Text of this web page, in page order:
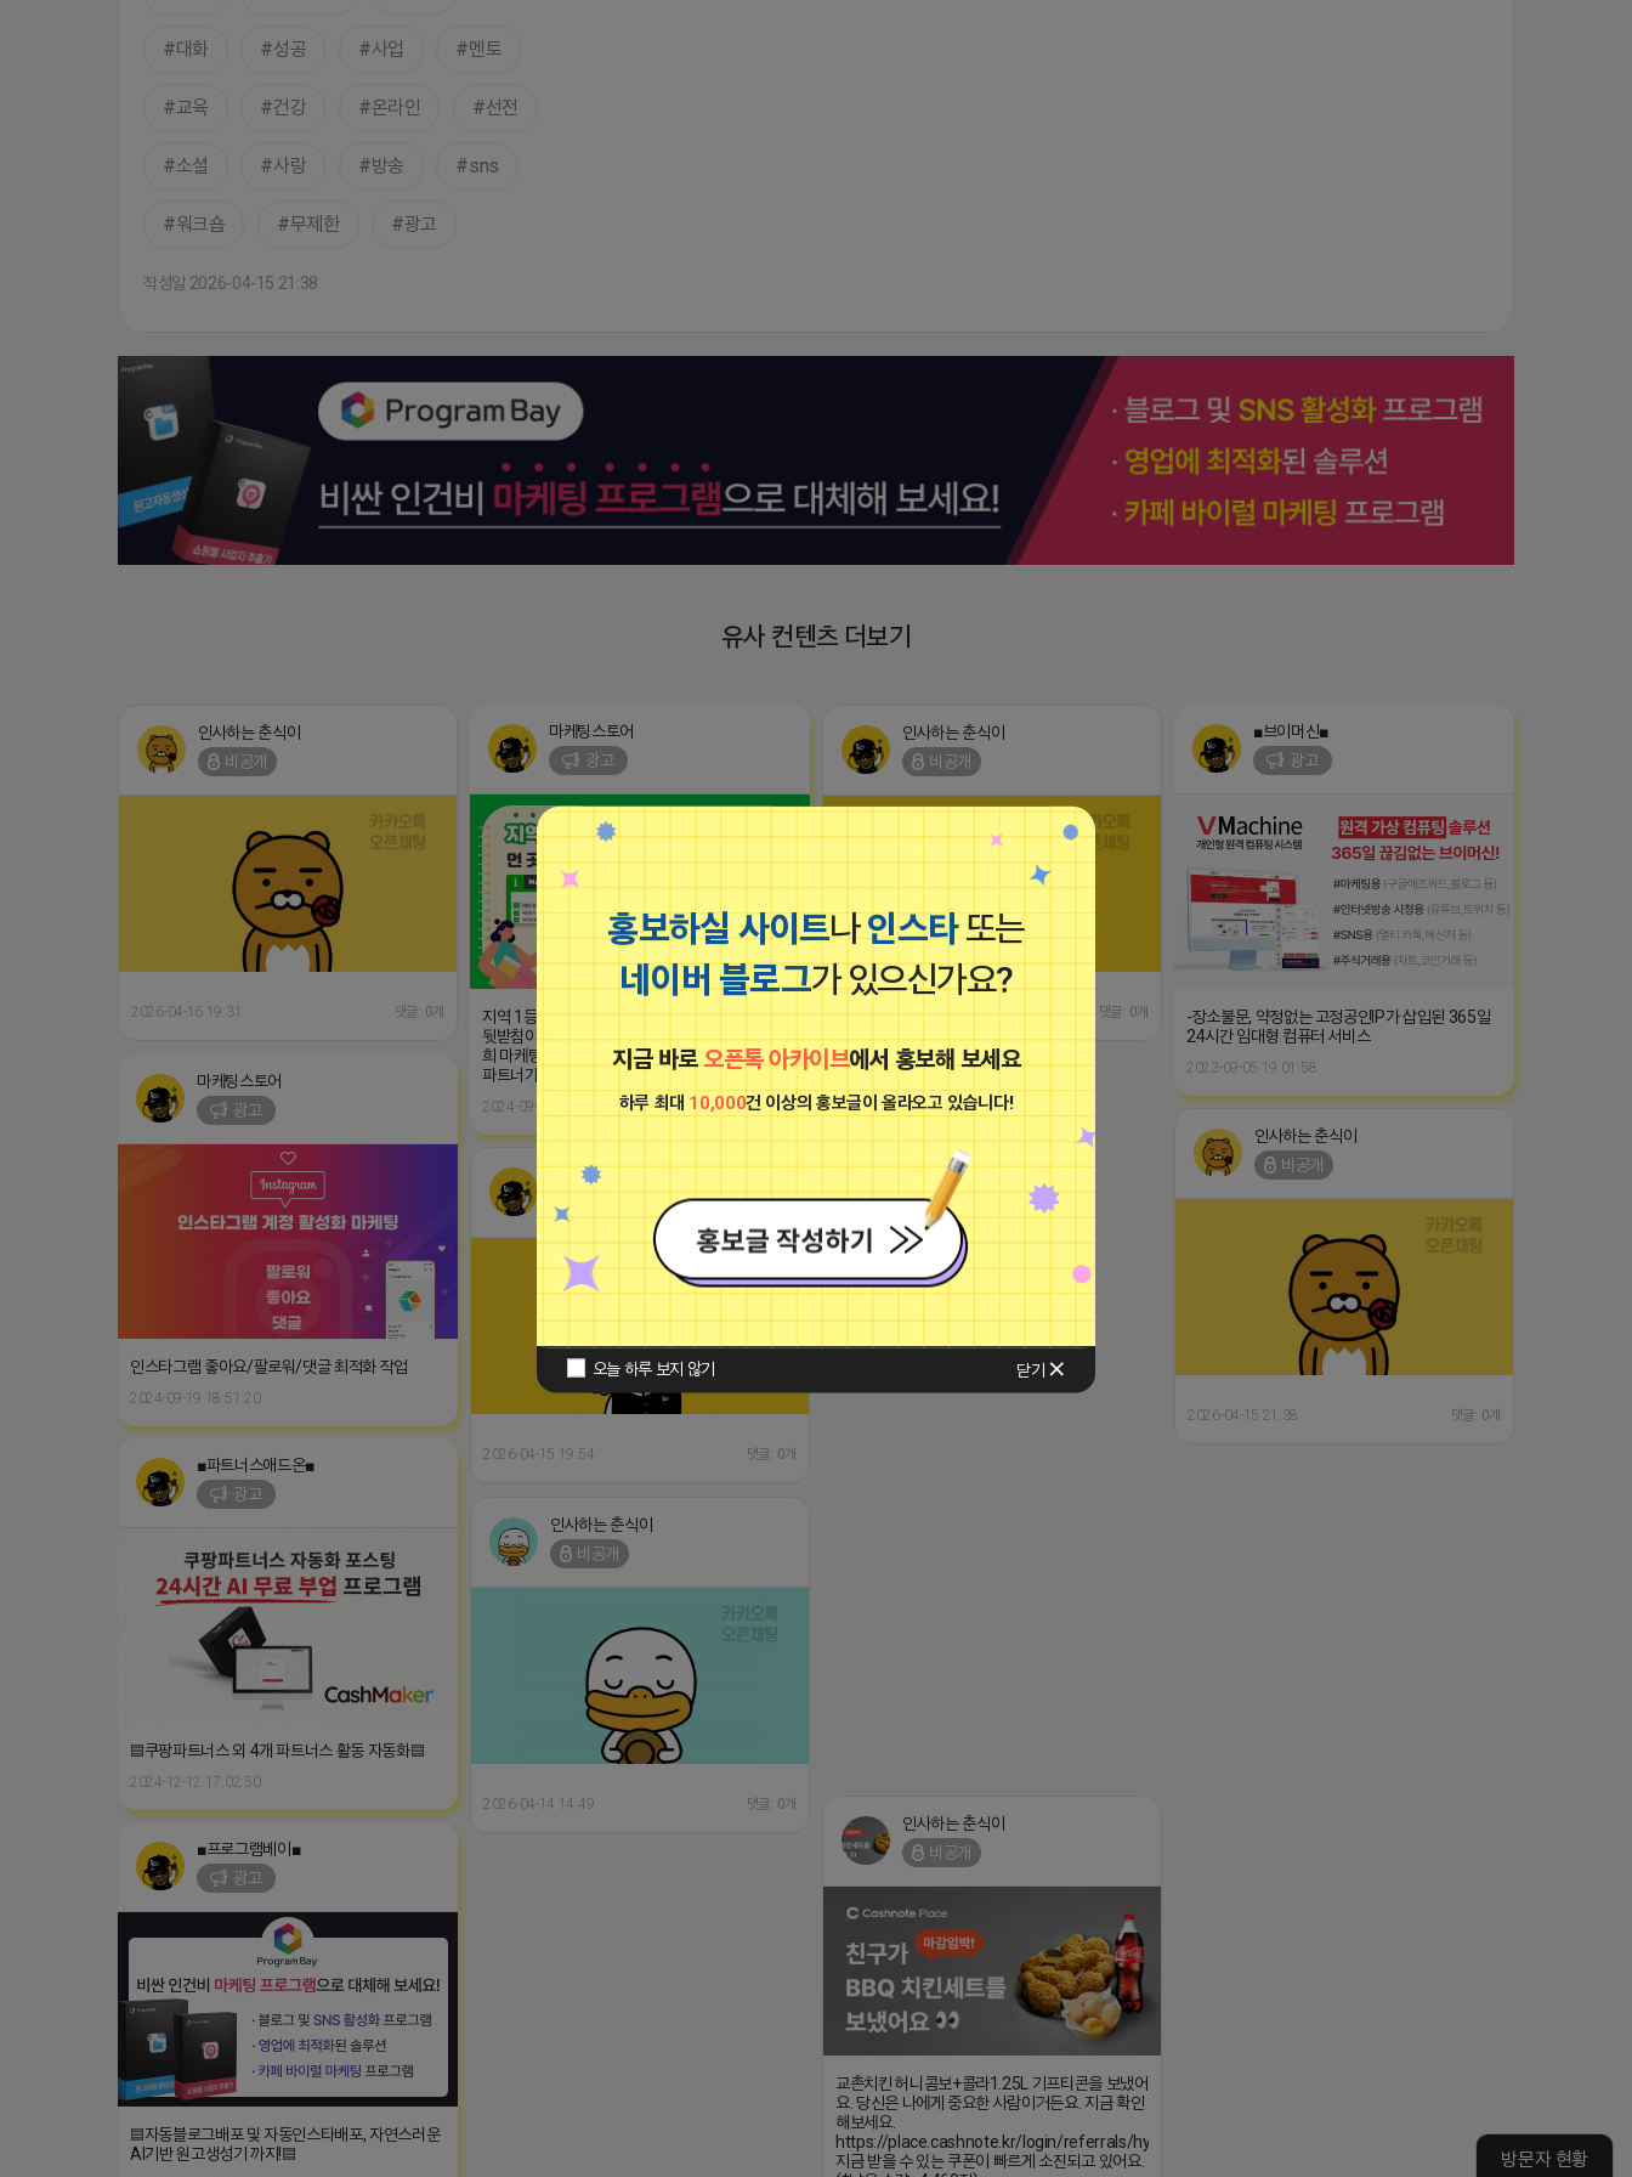
홍보하실 사이트나인스타또는
네이버 블로그가 있으신가요?
지금 바로오픈톡 아카이브에서 홍보해 보세요
하루 최대10,000건 이상의 홍보글이 올라오고 있습니다!
오늘 하루 보지 않기 닫기
대화 성공 사업 멘토
교육 건강 온라인 선전
소셜 사랑 방송 sns
워크숍 무제한 광고
작성일 2026-04-15 21:38
유사 컨텐츠 더보기
인사하는 춘식이
비공개
2026-04-16 19:31 댓글: 0개
마케팅스토어
광고
지역 1등 먼 곳에 있지 않습니다. 플레이스 순위가
뒷받침이 된다면 매출은 승승장구하게 됩니다. 저
희 마케팅스토어는 매출 승승장구에 있어서 최고의
파트너가 되어드리겠습니다.
2024-09-20 15:17:27
인사하는 춘식이
비공개
2026-04-16 18:17 댓글: 0개
■브이머신■
광고
-장소불문, 약정없는 고정공인IP가 삽입된 365일
24시간 임대형 컴퓨터 서비스
2023-09-05 19:01:58
마케팅스토어
광고
인스타그램 좋아요/팔로워/댓글 최적화 작업
2024-09-19 18:51:20
인사하는 춘식이
비공개
2026-04-15 21:38 댓글: 0개
인사하는 춘식이
2026-04-15 19:54 댓글: 0개
■파트너스애드온■
광고
▤쿠팡파트너스 외 4개 파트너스 활동 자동화▤
2024-12-12 17:02:50
인사하는 춘식이
비공개
2026-04-14 14:49 댓글: 0개
인사하는 춘식이
비공개
교촌치킨 허니콤보+콜라1.25L 기프티콘을 보냈어
요. 당신은 나에게 중요한 사람이거든요. 지금 확인
해보세요.
https://place.cashnote.kr/login/referrals/hynOVhG3ekA
지금 받을 수 있는 쿠폰이 빠르게 소진되고 있어요.
■프로그램베이■
광고
▤자동블로그배포 및 자동인스타배포, 자연스러운
AI기반 원고생성기 까지!▤
방문자 현황